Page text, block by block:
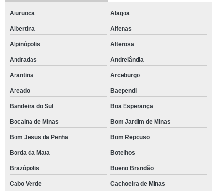
Aiuruoca Alagoa
Albertina Alfenas
Alpinópolis Alterosa
Andradas Andrelândia
Arantina Arceburgo
Areado Baependi
Bandeira do Sul Boa Esperança
Bocaina de Minas Bom Jardim de Minas
Bom Jesus da Penha Bom Repouso
Borda da Mata Botelhos
Brazópolis Bueno Brandão
Cabo Verde Cachoeira de Minas